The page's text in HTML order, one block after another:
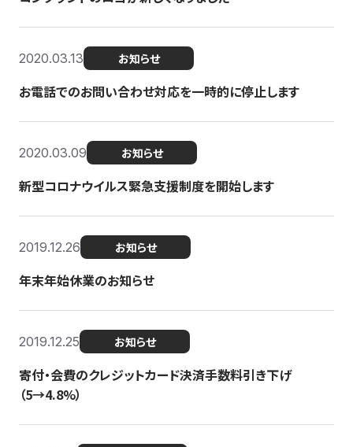
2020.03.13 お知らせ
お電話でのお問い合わせ対応を一時的に停止します
2020.03.09 お知らせ
新型コロナウイルス緊急支援制度を開始します
2019.12.26 お知らせ
年末年始休業のお知らせ
2019.12.25 お知らせ
寄付・会費のクレジットカード決済手数料引き下げ
（5→4.8%）